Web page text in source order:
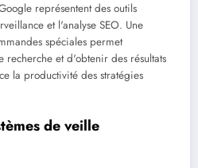
représentent des outils
et l'analyse SEO. Une
spéciales permet
recherche et d'obtenir des résultats
la productivité des stratégies
de veille